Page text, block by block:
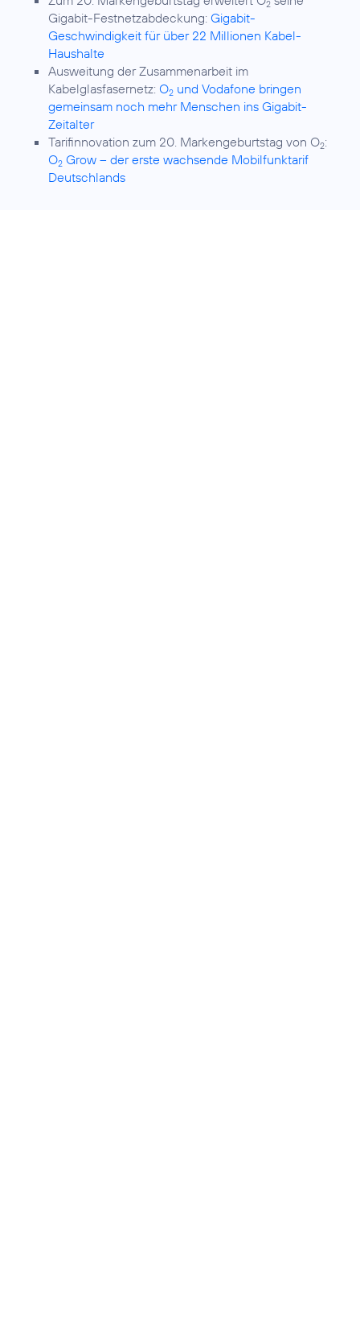
2
Gigabit-Festnetzabdeckung: Gigabit-
Geschwindigkeit für über 22 Millionen Kabel-
Haushalte
Ausweitung der Zusammenarbeit im
Kabelglasfasernetz: O2 und Vodafone bringen
gemeinsam noch mehr Menschen ins Gigabit-
Zeitalter
Tarifinnovation zum 20. Markengeburtstag von O2:
O2 Grow – der erste wachsende Mobilfunktarif
Deutschlands